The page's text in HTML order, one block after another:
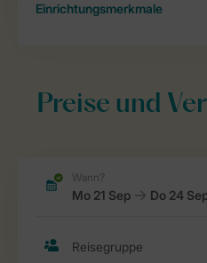
Einrichtungsmerkmale
Preise und